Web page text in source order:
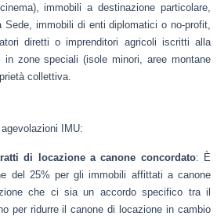
immobili a destinazione particolare,
immobili di enti diplomatici o no-profit,
diretti o imprenditori agricoli iscritti alla
in zone speciali (isole minori, aree montane
collettiva.
IMU:
di locazione a canone concordato: È
del 25% per gli immobili affittati a canone
che ci sia un accordo specifico tra il
per ridurre il canone di locazione in cambio